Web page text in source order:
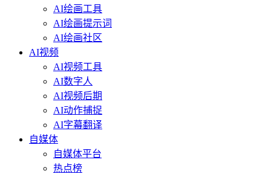
AI绘画工具
AI绘画提示词
AI绘画社区
AI视频
AI视频工具
AI数字人
AI视频后期
AI动作捕捉
AI字幕翻译
自媒体
自媒体平台
热点榜